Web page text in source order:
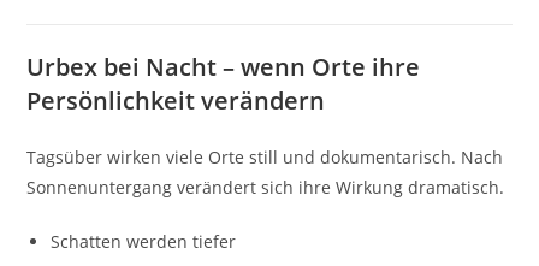
Urbex bei Nacht – wenn Orte ihre
Persönlichkeit verändern
Tagsüber wirken viele Orte still und dokumentarisch. Nach
Sonnenuntergang verändert sich ihre Wirkung dramatisch.
Schatten werden tiefer